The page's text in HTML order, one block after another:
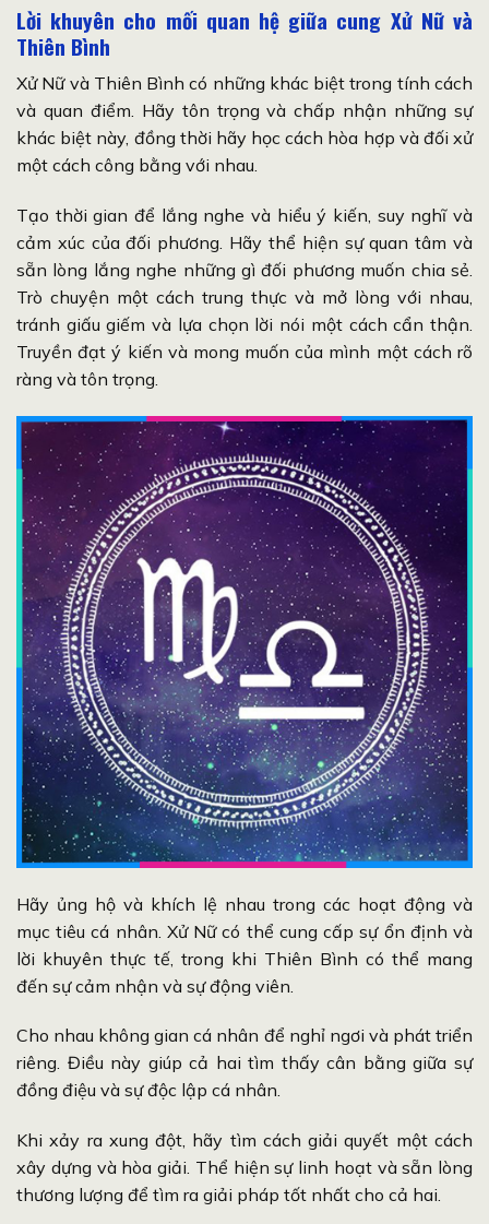
Lời khuyên cho mối quan hệ giữa cung Xử Nữ và
Thiên Bình
Xử Nữ và Thiên Bình có những khác biệt trong tính cách
và quan điểm. Hãy tôn trọng và chấp nhận những sự
khác biệt này, đồng thời hãy học cách hòa hợp và đối xử
một cách công bằng với nhau.
Tạo thời gian để lắng nghe và hiểu ý kiến, suy nghĩ và
cảm xúc của đối phương. Hãy thể hiện sự quan tâm và
sẵn lòng lắng nghe những gì đối phương muốn chia sẻ.
Trò chuyện một cách trung thực và mở lòng với nhau,
tránh giấu giếm và lựa chọn lời nói một cách cẩn thận.
Truyền đạt ý kiến và mong muốn của mình một cách rõ
ràng và tôn trọng.
Hãy ủng hộ và khích lệ nhau trong các hoạt động và
mục tiêu cá nhân. Xử Nữ có thể cung cấp sự ổn định và
lời khuyên thực tế, trong khi Thiên Bình có thể mang
đến sự cảm nhận và sự động viên.
Cho nhau không gian cá nhân để nghỉ ngơi và phát triển
riêng. Điều này giúp cả hai tìm thấy cân bằng giữa sự
đồng điệu và sự độc lập cá nhân.
Khi xảy ra xung đột, hãy tìm cách giải quyết một cách
xây dựng và hòa giải. Thể hiện sự linh hoạt và sẵn lòng
thương lượng để tìm ra giải pháp tốt nhất cho cả hai.